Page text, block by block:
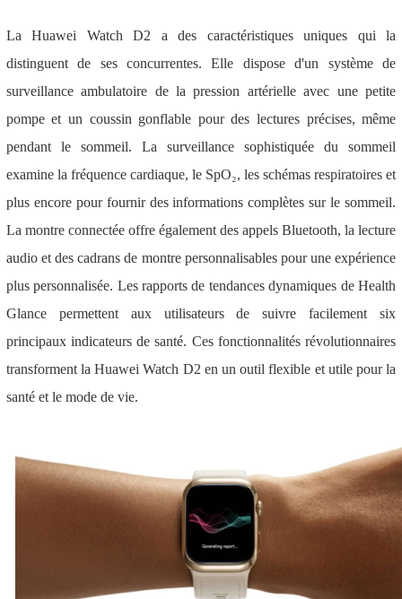
La Huawei Watch D2 a des caractéristiques uniques qui la
distinguent de ses concurrentes. Elle dispose d'un système de
surveillance ambulatoire de la pression artérielle avec une petite
pompe et un coussin gonflable pour des lectures précises, même
pendant le sommeil. La surveillance sophistiquée du sommeil
examine la fréquence cardiaque, le SpO₂, les schémas respiratoires et
plus encore pour fournir des informations complètes sur le sommeil.
La montre connectée offre également des appels Bluetooth, la lecture
audio et des cadrans de montre personnalisables pour une expérience
plus personnalisée. Les rapports de tendances dynamiques de Health
Glance permettent aux utilisateurs de suivre facilement six
principaux indicateurs de santé. Ces fonctionnalités révolutionnaires
transforment la Huawei Watch D2 en un outil flexible et utile pour la
santé et le mode de vie.